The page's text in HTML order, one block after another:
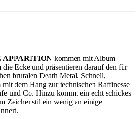
APPARITION kommen mit Album
die Ecke und präsentieren darauf den für
brutalen Death Metal. Schnell,
dem Hang zur technischen Raffinesse
und Co. Hinzu kommt ein echt schickes
Zeichenstil ein wenig an einige